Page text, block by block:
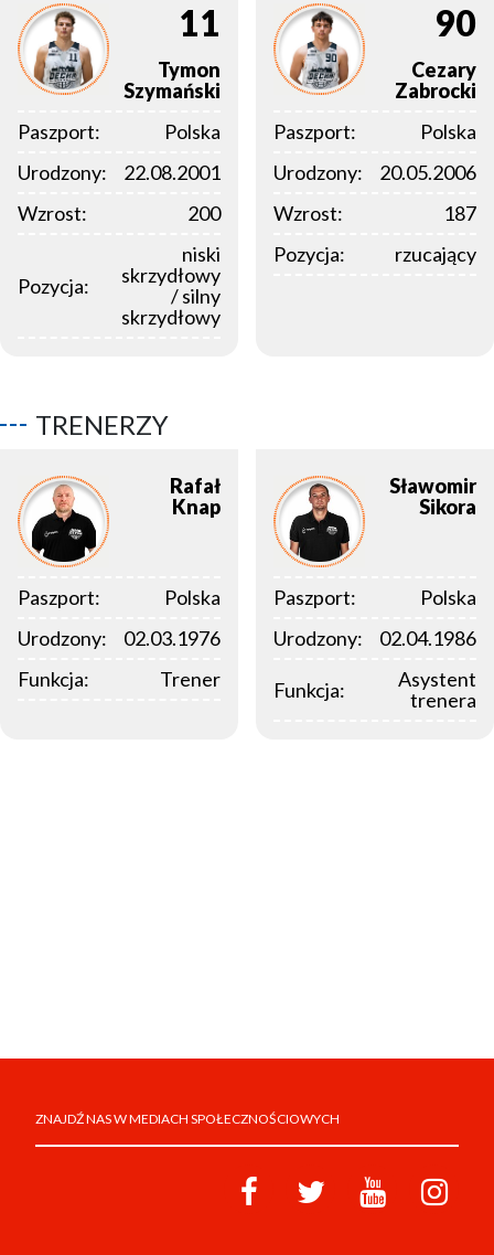
11
Tymon
Szymański
Paszport:
Polska
Urodzony:
22.08.2001
Wzrost:
200
Pozycja:
niski
skrzydłowy
/ silny
skrzydłowy
90
Cezary
Zabrocki
Paszport:
Polska
Urodzony:
20.05.2006
Wzrost:
187
Pozycja:
rzucający
TRENERZY
Rafał
Knap
Paszport:
Polska
Urodzony:
02.03.1976
Funkcja:
Trener
Sławomir
Sikora
Paszport:
Polska
Urodzony:
02.04.1986
Funkcja:
Asystent
trenera
ZNAJDŹ NAS W MEDIACH SPOŁECZNOŚCIOWYCH